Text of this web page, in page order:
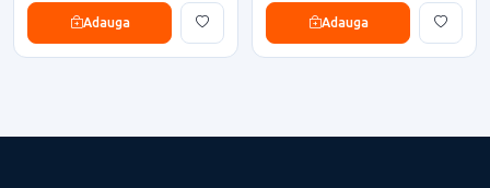
Adauga Adauga